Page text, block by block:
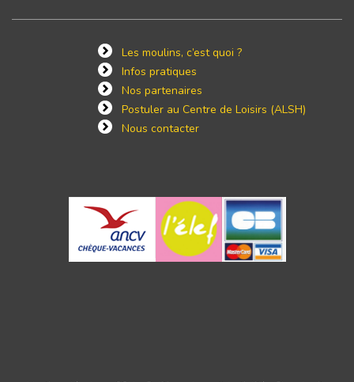
Les moulins, c’est quoi ?
Infos pratiques
Nos partenaires
Postuler au Centre de Loisirs (ALSH)
Nous contacter